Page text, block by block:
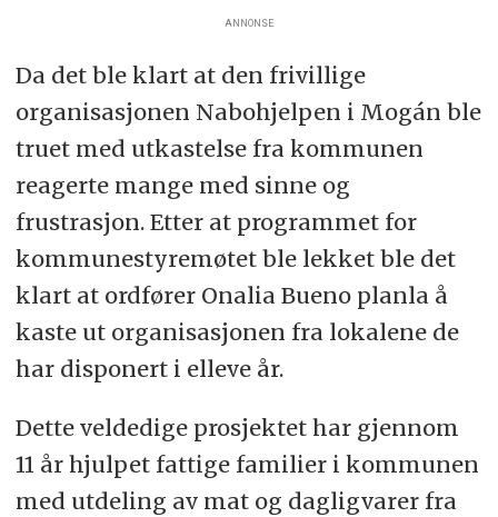
ANNONSE
Da det ble klart at den frivillige
organisasjonen Nabohjelpen i Mogán ble
truet med utkastelse fra kommunen
reagerte mange med sinne og
frustrasjon. Etter at programmet for
kommunestyremøtet ble lekket ble det
klart at ordfører Onalia Bueno planla å
kaste ut organisasjonen fra lokalene de
har disponert i elleve år.
Dette veldedige prosjektet har gjennom
11 år hjulpet fattige familier i kommunen
med utdeling av mat og dagligvarer fra